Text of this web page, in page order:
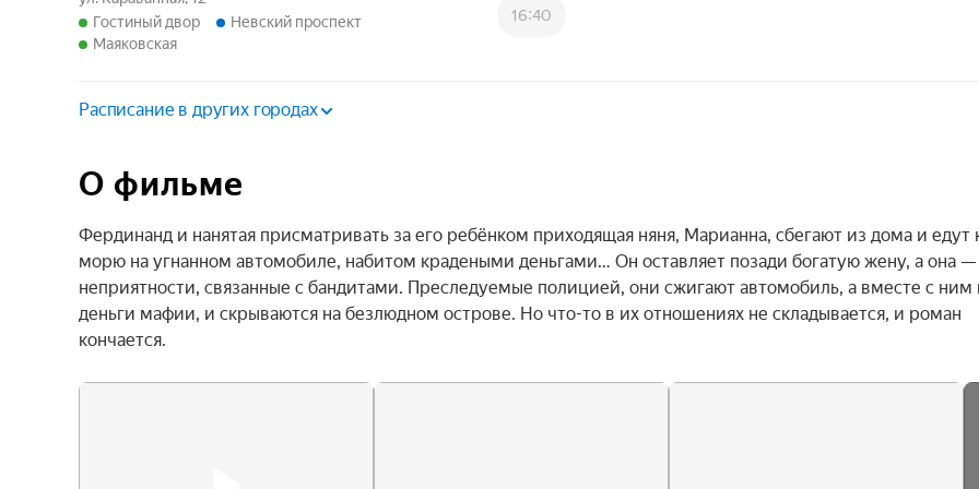
Гостиный двор
Невский проспект
Маяковская
16:40
Расписание в других городах
О фильме
Фердинанд и нанятая присматривать за его ребёнком приходящая няня, Марианна, сбегают из дома и едут
морю на угнанном автомобиле, набитом крадеными деньгами… Он оставляет позади богатую жену, а она —
неприятности, связанные с бандитами. Преследуемые полицией, они сжигают автомобиль, а вместе с ним
деньги мафии, и скрываются на безлюдном острове. Но что-то в их отношениях не складывается, и роман
кончается.